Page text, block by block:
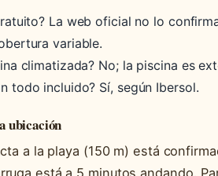
La web oficial no lo
variable.
climatizada? No; la piscina es
todo incluido? Sí, según Ibersol.
ubicación
a la playa (150 m) está